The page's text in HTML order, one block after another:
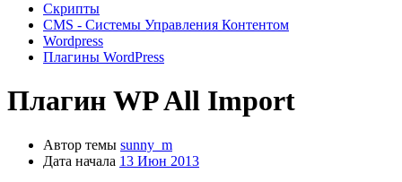
Скрипты
CMS - Системы Управления Контентом
Wordpress
Плагины WordPress
Плагин WP All Import
Автор темы sunny_m
Дата начала 13 Июн 2013